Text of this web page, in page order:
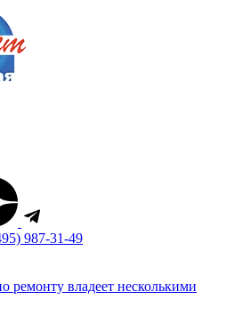
987-31-49
ремонту владеет несколькими